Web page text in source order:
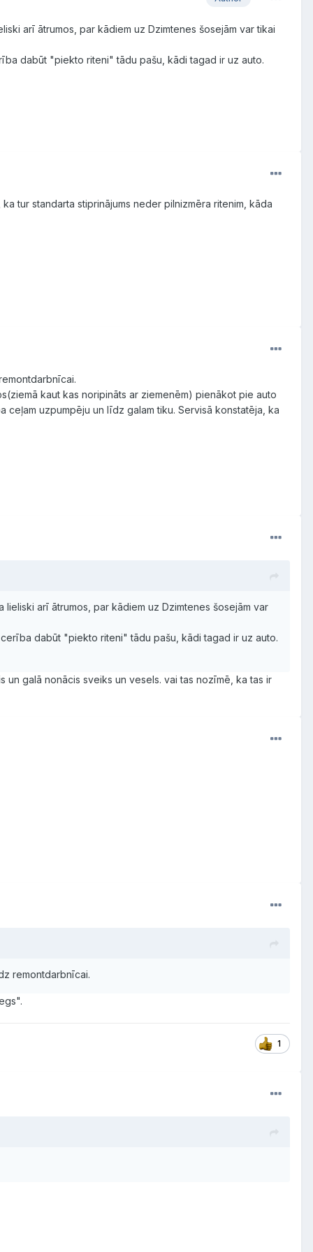
arī ātrumos, par kādiem uz Dzimtenes šosejām var tikai
dabūt "piekto riteni" tādu pašu, kādi tagad ir uz auto.
tur standarta stiprinājums neder pilnizmēra ritenim, kāda
kaut kas noripināts ar ziemenēm) pienākot pie auto
uzpumpēju un līdz galam tiku. Servisā konstatēja, ka
arī ātrumos, par kādiem uz Dzimtenes šosejām var
dabūt "piekto riteni" tādu pašu, kādi tagad ir uz auto.
galā nonācis sveiks un vesels. vai tas nozīmē, ka tas ir
remontdarbnīcai.
1